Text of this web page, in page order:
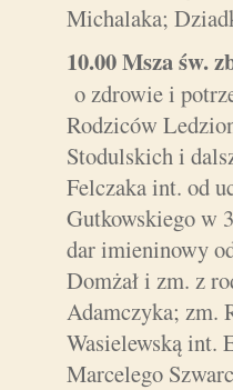
Michalaka;
10.00 Msza św.
o zdrowie i
Rodziców
Stodulskich i
Felczaka int. od
Gutkowskiego w
dar imieninowy
Domżał i zm. z
Adamczyka; zm.
Wasielewską int.
Marcelego